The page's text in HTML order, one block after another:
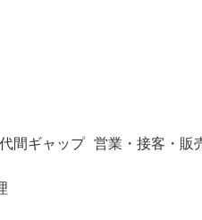
間ギャップ 営業・接客・販